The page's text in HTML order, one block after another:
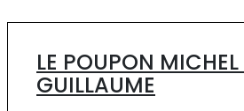
LE POUPON MICHEL
GUILLAUME